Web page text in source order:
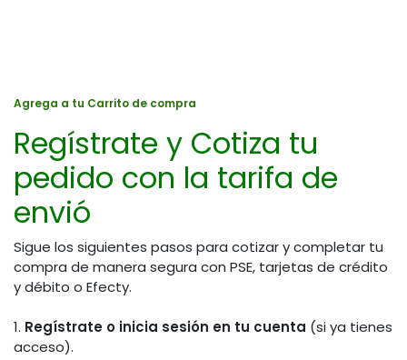
Agrega a tu Carrito de compra
Regístrate y Cotiza tu
pedido con la tarifa de
envió
Sigue los siguientes pasos para cotizar y completar tu
compra de manera segura con PSE, tarjetas de crédito
y débito o Efecty.
1. Regístrate o inicia sesión en tu cuenta (si ya tienes
acceso).